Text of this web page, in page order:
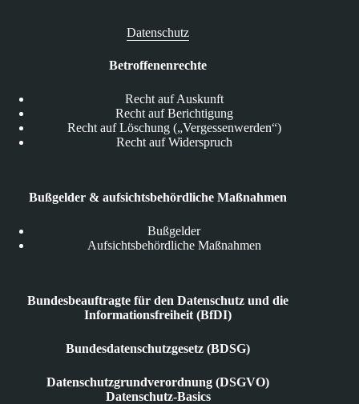
Datenschutz
Betroffenenrechte
Recht auf Auskunft
Recht auf Berichtigung
Recht auf Löschung („Vergessenwerden“)
Recht auf Widerspruch
Bußgelder & aufsichtsbehördliche Maßnahmen
Bußgelder
Aufsichtsbehördliche Maßnahmen
Bundesbeauftragte für den Datenschutz und die
Informationsfreiheit (BfDI)
Bundesdatenschutzgesetz (BDSG)
Datenschutzgrundverordnung (DSGVO)
Datenschutz-Basics